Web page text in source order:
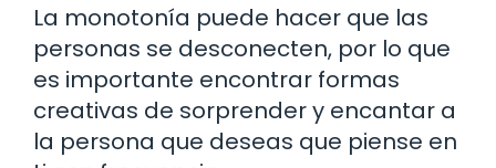
La monotonía puede hacer que las
personas se desconecten, por lo que
es importante encontrar formas
creativas de sorprender y encantar a
la persona que deseas que piense en